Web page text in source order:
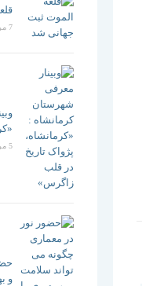
7 مرداد 1405
5 مرداد 1405
و